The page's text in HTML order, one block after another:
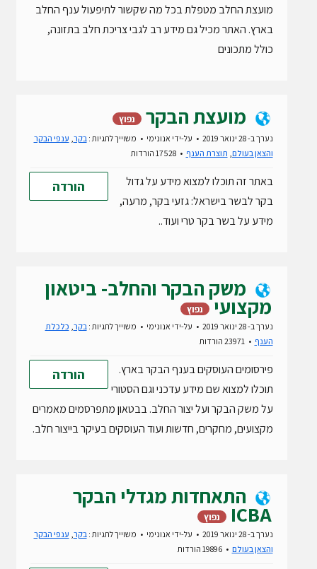
מועצת החלב מטפלת בכל מה שקשור לתיפעול ענף החלב
בארץ. האתר מכיל גם מידע רב לגבי צריכת חלב בתזונה,
כולל מתכונים
מועצת הבקר נפוץ
נערך ב- 28 ינואר 2019 על-ידי אנונימי משוייך לתגיות : בקר, ענפי הבקר
והצאן בעולם, תוצרת הענף
הורדה
באתר זה תוכלו למצוא מידע על גדול
בקר לבשר בישראל: גזעי בקר, מרעה,
מידע על בשר בקר טרי ועוד..
משק הבקר והחלב- ביטאון
מקצועי נפוץ
נערך ב- 28 ינואר 2019 על-ידי אנונימי משוייך לתגיות : בקר, כלכלת
הענף
הורדה
פירסומים העוסקים בענף הבקר בארץ.
תוכלו למצוא שם מידע עדכני וגם הסטורי
על משק הבקר ועל יצור החלב. בבטאון מתפרסמים מאמרים
מקצועים, מחקרים, חדשות ועוד העוסקים בעיקר בייצור חלב.
התאחדות מגדלי הבקר
ICBA נפוץ
נערך ב- 28 ינואר 2019 על-ידי אנונימי משוייך לתגיות : בקר, ענפי הבקר
והצאן בעולם